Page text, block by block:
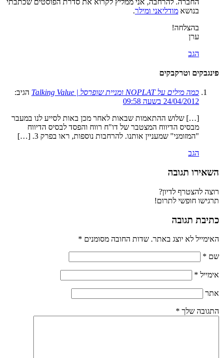
בנושא מודליאני ומילר.
בהצלחה!
ערן
הגב
פינגבקים וטרקבקים
כמה מילים על NOPLAT ומניית שופרסל | Talking Value
הגיב:
24/04/2012 בשעה 09:58
[…] שלוש ההתאמות שבאות לאחר מכן באות לסייע לנו במעבר
מבסיס הדיווח המצטבר של דו"ח רווח והפסד לבסיס הדיווח
"המזומני" שמעניין אותנו. להרחבות נוספות, ראו בפרק 3. […]
הגב
השאירו תגובה
רוצה להצטרף לדיון?
תרגישו חופשי לתרום!
כתיבת תגובה
האימייל לא יוצג באתר. שדות החובה מסומנים *
שם *
אימייל *
אתר
התגובה שלך *